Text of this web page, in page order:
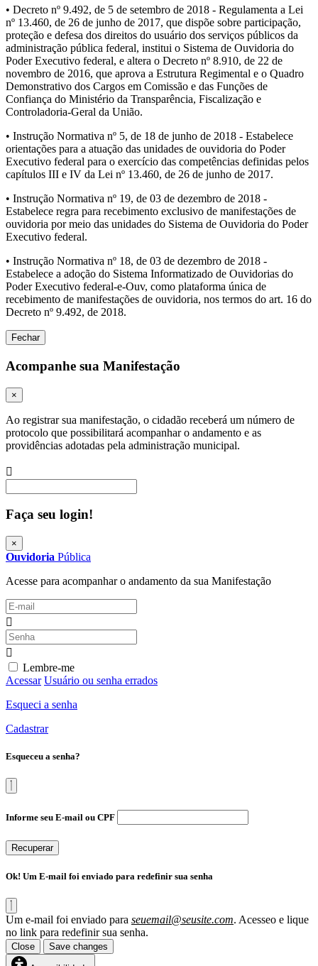
• Decreto nº 9.492, de 5 de setembro de 2018 - Regulamenta a Lei
nº 13.460, de 26 de junho de 2017, que dispõe sobre participação,
proteção e defesa dos direitos do usuário dos serviços públicos da
administração pública federal, institui o Sistema de Ouvidoria do
Poder Executivo federal, e altera o Decreto nº 8.910, de 22 de
novembro de 2016, que aprova a Estrutura Regimental e o Quadro
Demonstrativo dos Cargos em Comissão e das Funções de
Confiança do Ministério da Transparência, Fiscalização e
Controladoria-Geral da União.
• Instrução Normativa nº 5, de 18 de junho de 2018 - Estabelece
orientações para a atuação das unidades de ouvidoria do Poder
Executivo federal para o exercício das competências definidas pelos
capítulos III e IV da Lei nº 13.460, de 26 de junho de 2017.
• Instrução Normativa nº 19, de 03 de dezembro de 2018 -
Estabelece regra para recebimento exclusivo de manifestações de
ouvidoria por meio das unidades do Sistema de Ouvidoria do Poder
Executivo federal.
• Instrução Normativa nº 18, de 03 de dezembro de 2018 -
Estabelece a adoção do Sistema Informatizado de Ouvidorias do
Poder Executivo federal-e-Ouv, como plataforma única de
recebimento de manifestações de ouvidoria, nos termos do art. 16 do
Decreto nº 9.492, de 2018.
Fechar
Acompanhe sua Manifestação
×
Ao registrar sua manifestação, o cidadão receberá um número de
protocolo que possibilitará acompanhar o andamento e as
providências adotadas pela administração municipal.
Faça seu login!
×
Ouvidoria Pública
Acesse para acompanhar o andamento da sua Manifestação
Lembre-me
Acessar Usuário ou senha errados
Esqueci a senha
Cadastrar
Esqueceu a senha?
Informe seu E-mail ou CPF
Recuperar
Ok! Um E-mail foi enviado para redefinir sua senha
Um e-mail foi enviado para seuemail@seusite.com. Acesseo e lique
no link para redefinir sua senha.
Close Save changes